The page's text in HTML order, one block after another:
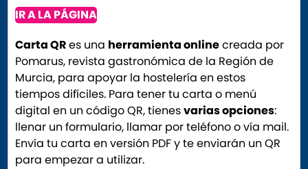
IR A LA PÁGINA
Carta QRes una herramienta onlinecreada por
Pomarus, revista gastronómica de la Región de
Murcia, para apoyar la hostelería en estos
tiempos difíciles. Para tener tu carta o menú
digital en un código QR, tienesvarias opciones:
llenar un formulario, llamar por teléfono o vía mail.
Envía tu carta en versión PDF y te enviarán un QR
para empezar a utilizar.